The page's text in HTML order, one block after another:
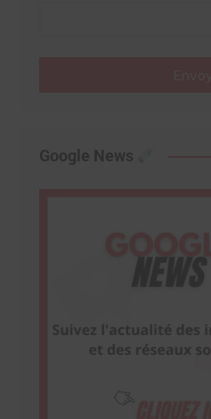
Google News